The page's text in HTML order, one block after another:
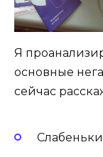
Я
основные
сейчас